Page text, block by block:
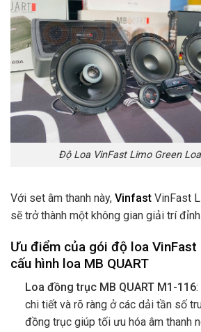
Độ Loa VinFast Limo Green
Với set âm thanh này, Vinfast VinFast
sẽ trở thành một không gian giải trí
Ưu điểm của gói độ loa VinFast
cấu hình loa MB QUART
Loa đồng trục MB QUART M1-116:
chi tiết và rõ ràng ở các dải tần số
đồng trục giúp tối ưu hóa âm thanh